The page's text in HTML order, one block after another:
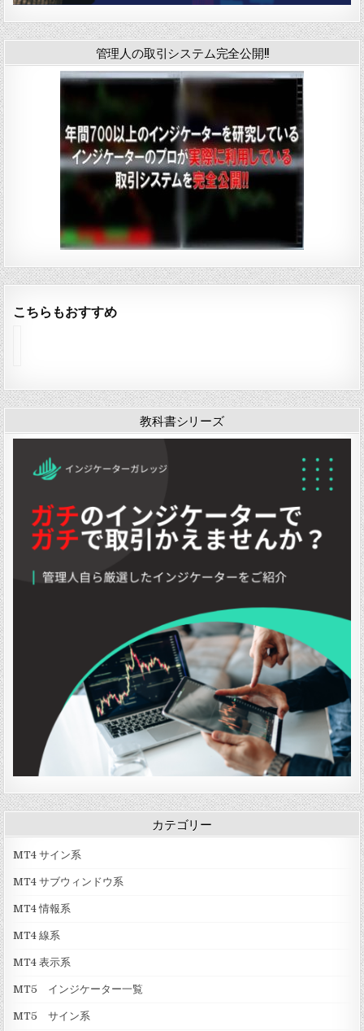
管理人の取引システム完全公開!!
こちらもおすすめ
ー
タ
「
教科書シリーズ
カテゴリー
MT4 サイン系
MT4 サブウィンドウ系
MT4 情報系
MT4 線系
MT4 表示系
MT5 インジケーター一覧
MT5 サイン系